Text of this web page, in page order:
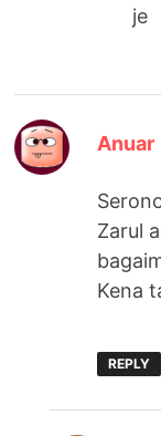
je
Anuar
Zarul
Kena
REPLY